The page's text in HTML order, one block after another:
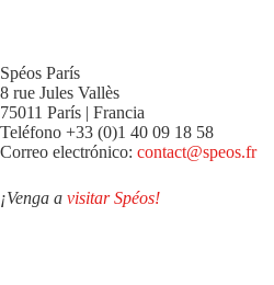
Spéos París
8 rue Jules Vallès
75011 París | Francia
Teléfono +33 (0)1 40 09 18 58
Correo electrónico: contact@speos.fr
¡Venga a visitar Spéos!